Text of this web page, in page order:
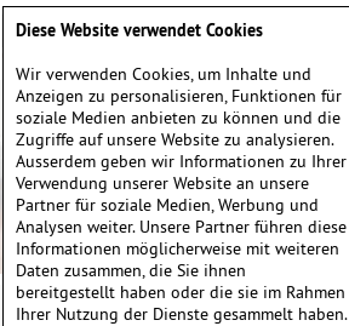
Philippe Hurel
Diese Website verwendet Cookies
Wir verwenden Cookies, um Inhalte und
Anzeigen zu personalisieren, Funktionen für
soziale Medien anbieten zu können und die
Zugriffe auf unsere Website zu analysieren.
Ausserdem geben wir Informationen zu Ihrer
Verwendung unserer Website an unsere
Partner für soziale Medien, Werbung und
Analysen weiter. Unsere Partner führen diese
Informationen möglicherweise mit weiteren
Daten zusammen, die Sie ihnen
bereitgestellt haben oder die sie im Rahmen
Ihrer Nutzung der Dienste gesammelt haben.